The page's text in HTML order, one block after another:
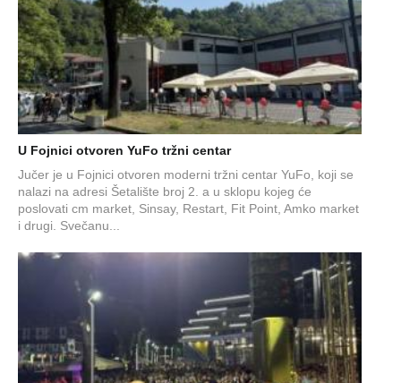
U Fojnici otvoren YuFo tržni centar
Jučer je u Fojnici otvoren moderni tržni centar YuFo, koji se
nalazi na adresi Šetalište broj 2. a u sklopu kojeg će
poslovati cm market, Sinsay, Restart, Fit Point, Amko market
i drugi. Svečanu...